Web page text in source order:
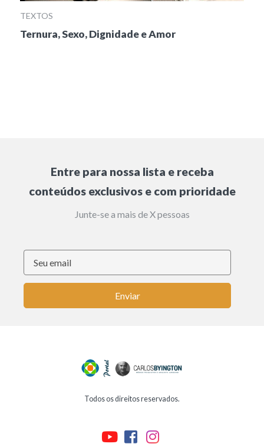
TEXTOS
Ternura, Sexo, Dignidade e Amor
Entre para nossa lista e receba
conteúdos exclusivos e com prioridade
Junte-se a mais de X pessoas
Enviar
Todos os direitos reservados.